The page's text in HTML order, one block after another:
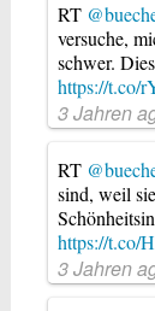
RT
versuche,
schwer.
https://t.co/
3 Jahren
RT
sind, weil
https://t.co/
3 Jahren